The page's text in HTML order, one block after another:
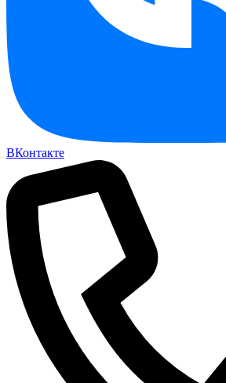
ВКонтакте